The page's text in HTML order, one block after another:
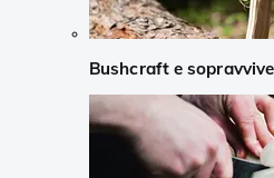
Bushcraft e